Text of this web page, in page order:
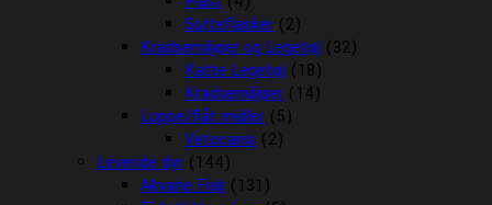
Sutteflasker (2)
Kradsemiljøer og Legetøj (32)
Katte Legetøj (18)
Kradsemiljøer (14)
Loppe/flåt midler (5)
Vetocanis (2)
Levende dyr (144)
Akvarie Fisk (131)